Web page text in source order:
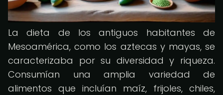
La dieta de los antiguos habitantes de
Mesoamérica, como los aztecas y mayas, se
caracterizaba por su diversidad y riqueza.
Consumían una amplia variedad de
alimentos que incluían maíz, frijoles, chiles,